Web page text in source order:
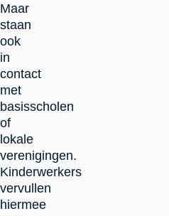
Maar
staan
ook
in
contact
met
basisscholen
of
lokale
verenigingen.
Kinderwerkers
vervullen
hiermee